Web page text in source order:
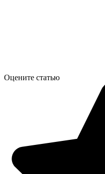
Оцените статью